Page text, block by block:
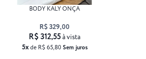
BODY KALY ONÇA
R$ 329,00
5xde R$ 65,80 Sem juros
R$ 312,55à vista